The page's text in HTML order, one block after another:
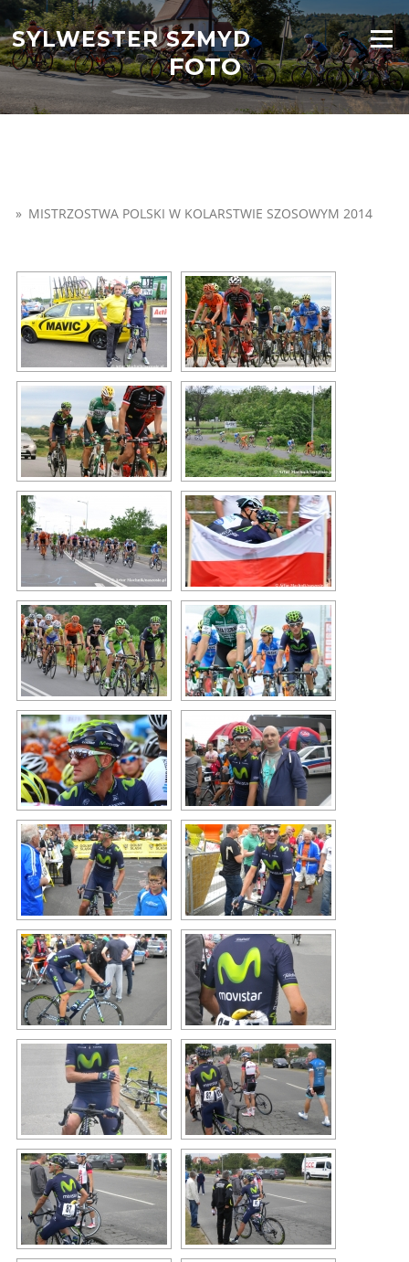
Przejdź
do
treściSYLWESTER SZMYD Menu
FOTO
» MISTRZOSTWA POLSKI W KOLARSTWIE SZOSOWYM 2014